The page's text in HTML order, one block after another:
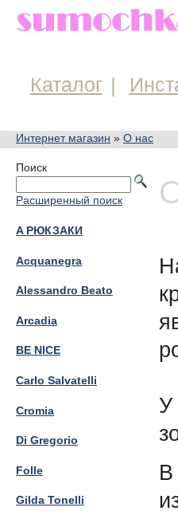
Каталог
Интернет магазин » О нас
У
В
Поиск
Расширенный поиск
A РЮКЗАКИ
Acquanegra
Alessandro Beato
Arcadia
BE NICE
Carlo Salvatelli
Cromia
Di Gregorio
Folle
Gilda Tonelli